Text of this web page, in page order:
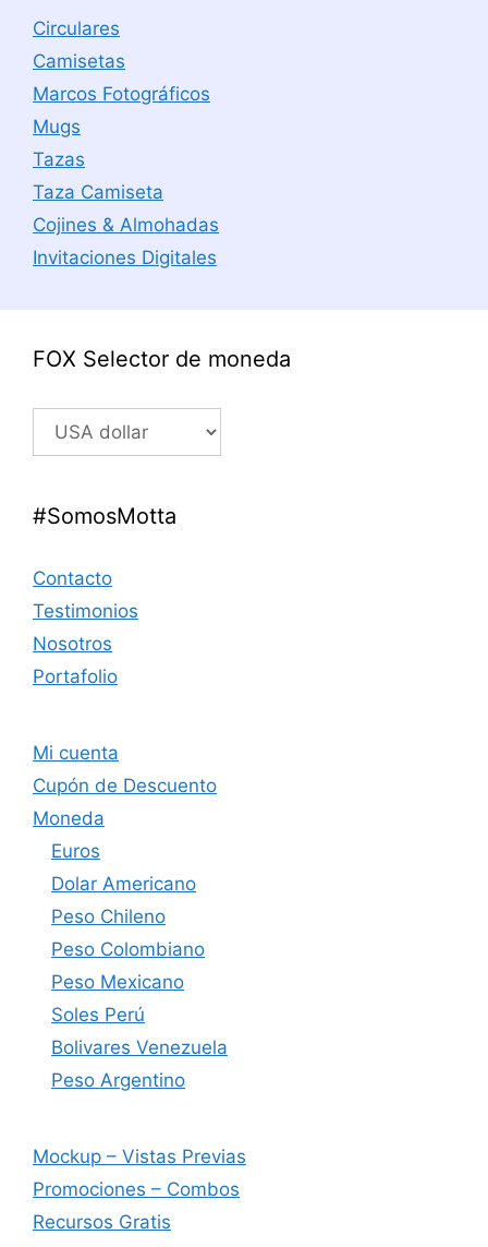
Circulares
Camisetas
Marcos Fotográficos
Mugs
Tazas
Taza Camiseta
Cojines & Almohadas
Invitaciones Digitales
FOX Selector de moneda
#SomosMotta
Contacto
Testimonios
Nosotros
Portafolio
Mi cuenta
Cupón de Descuento
Moneda
Euros
Dolar Americano
Peso Chileno
Peso Colombiano
Peso Mexicano
Soles Perú
Bolivares Venezuela
Peso Argentino
Mockup – Vistas Previas
Promociones – Combos
Recursos Gratis